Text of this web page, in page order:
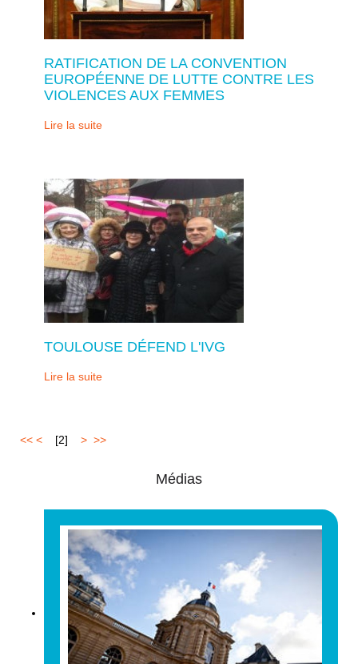
RATIFICATION DE LA CONVENTION
EUROPÉENNE DE LUTTE CONTRE LES
VIOLENCES AUX FEMMES
Lire la suite
TOULOUSE DÉFEND L'IVG
Lire la suite
<< < [2] > >>
Médias